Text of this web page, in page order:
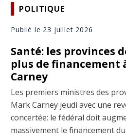
POLITIQUE
Publié le 23 juillet 2026
Santé: les provinces
plus de financement
Carney
Les premiers ministres des
Mark Carney jeudi avec une
concertée: le fédéral doit
massivement le financement